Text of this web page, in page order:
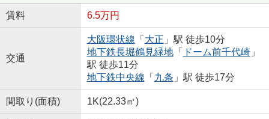
賃料 6.5万円
交通
大阪環状線 「 大正 」駅 徒歩10分
地下鉄長堀鶴見緑地「 ドーム前千代崎」
駅 徒歩11分
地下鉄中央線 「 九条 」駅 徒歩17分
間取り(面積) 1K(22.33㎡)